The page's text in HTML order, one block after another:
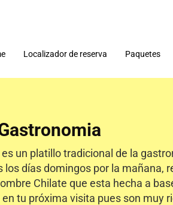
Localizador de reserva Paquetes
un platillo tradicional de la
los días domingos por la mañana,
Chilate que esta hecha a
tu próxima visita pues son muy